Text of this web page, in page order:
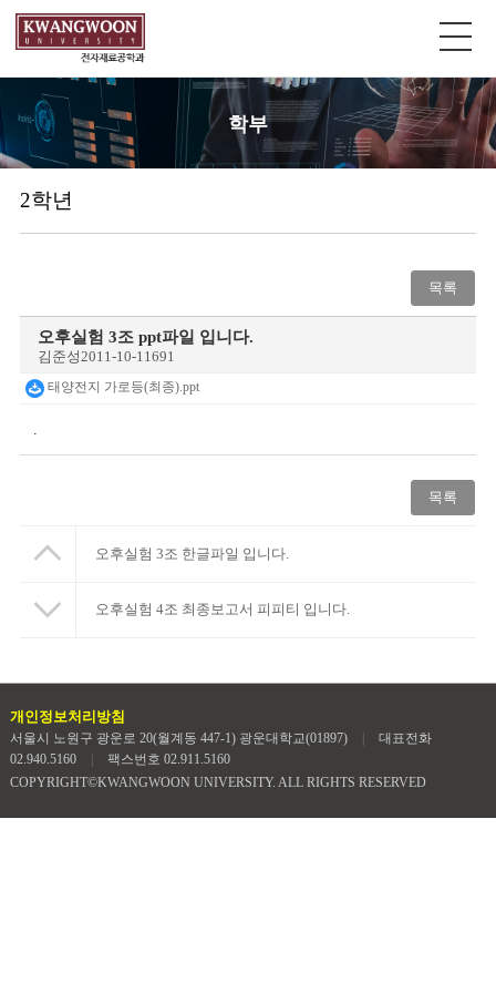
학부
2학년
목록
오후실험 3조 ppt파일 입니다.
김준성2011-10-11691
태양전지 가로등(최종).ppt
.
목록
오후실험 3조 한글파일 입니다.
오후실험 4조 최종보고서 피피티 입니다.
개인정보처리방침
서울시 노원구 광운로 20(월계동 447-1) 광운대학교(01897)
대표전화
02.940.5160
팩스번호 02.911.5160
COPYRIGHT©KWANGWOON UNIVERSITY. ALL RIGHTS RESERVED